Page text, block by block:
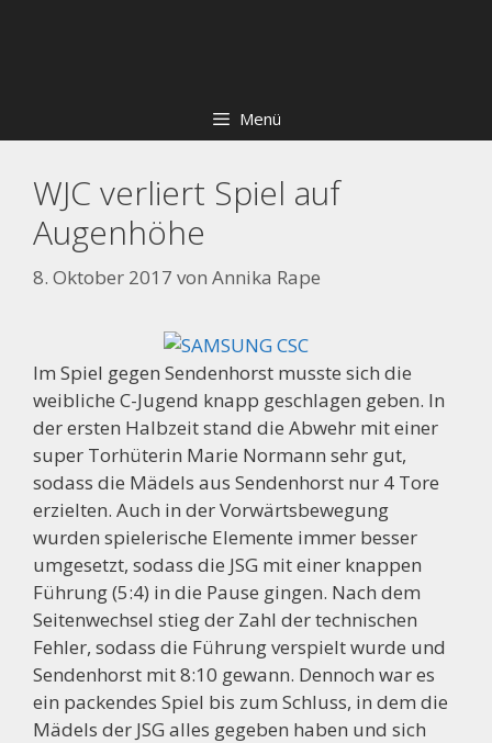
Menü
WJC verliert Spiel auf
Augenhöhe
8. Oktober 2017 von Annika Rape
Im Spiel gegen Sendenhorst musste sich die
weibliche C-Jugend knapp geschlagen geben. In
der ersten Halbzeit stand die Abwehr mit einer
super Torhüterin Marie Normann sehr gut,
sodass die Mädels aus Sendenhorst nur 4 Tore
erzielten. Auch in der Vorwärtsbewegung
wurden spielerische Elemente immer besser
umgesetzt, sodass die JSG mit einer knappen
Führung (5:4) in die Pause gingen. Nach dem
Seitenwechsel stieg der Zahl der technischen
Fehler, sodass die Führung verspielt wurde und
Sendenhorst mit 8:10 gewann. Dennoch war es
ein packendes Spiel bis zum Schluss, in dem die
Mädels der JSG alles gegeben haben und sich